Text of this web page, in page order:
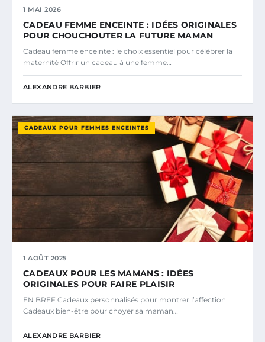
1 MAI 2026
CADEAU FEMME ENCEINTE : IDÉES ORIGINALES
POUR CHOUCHOUTER LA FUTURE MAMAN
Cadeau femme enceinte : le choix essentiel pour célébrer la
maternité Offrir un cadeau à une femme…
ALEXANDRE BARBIER
CADEAUX POUR FEMMES ENCEINTES
1 AOÛT 2025
CADEAUX POUR LES MAMANS : IDÉES
ORIGINALES POUR FAIRE PLAISIR
EN BREF Cadeaux personnalisés pour montrer l’affection
Cadeaux bien-être pour choyer sa maman…
ALEXANDRE BARBIER